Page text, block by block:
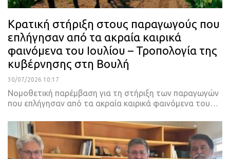
Κρατική στήριξη στους παραγωγούς που
επλήγησαν από τα ακραία καιρικά
φαινόμενα του Ιουλίου – Τροπολογία της
κυβέρνησης στη Βουλή
30/07/2026 10:17
Νομοθετική παρέμβαση για τη στήριξη των παραγωγών
που επλήγησαν από τα ακραία καιρικά φαινόμενα του…